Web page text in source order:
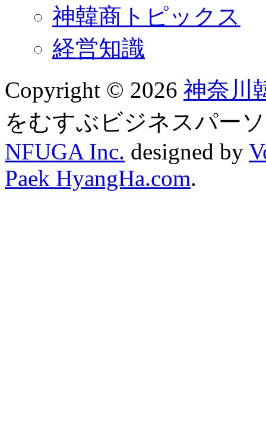
神韓商トピックス
経営知識
Copyright © 2026 神奈川
をむすぶビジネスパー
NFUGA Inc. designed by
Paek HyangHa.com.